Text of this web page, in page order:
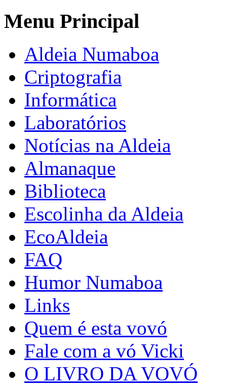
Menu Principal
Aldeia Numaboa
Criptografia
Informática
Laboratórios
Notícias na Aldeia
Almanaque
Biblioteca
Escolinha da Aldeia
EcoAldeia
FAQ
Humor Numaboa
Links
Quem é esta vovó
Fale com a vó Vicki
O LIVRO DA VOVÓ